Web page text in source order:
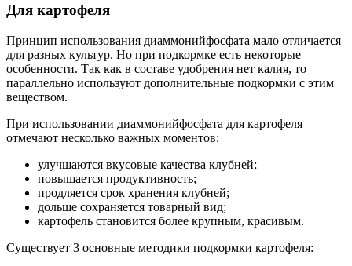
Для картофеля
Принцип использования диаммонийфосфата мало отличается
для разных культур. Но при подкормке есть некоторые
особенности. Так как в составе удобрения нет калия, то
параллельно используют дополнительные подкормки с этим
веществом.
При использовании диаммонийфосфата для картофеля
отмечают несколько важных моментов:
улучшаются вкусовые качества клубней;
повышается продуктивность;
продляется срок хранения клубней;
дольше сохраняется товарный вид;
картофель становится более крупным, красивым.
Существует 3 основные методики подкормки картофеля: